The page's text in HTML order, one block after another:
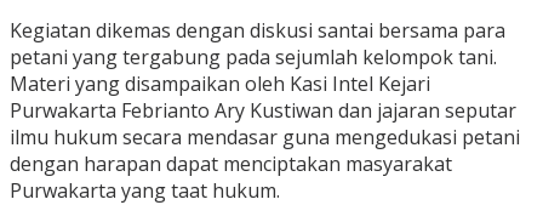
Kegiatan dikemas dengan diskusi santai bersama para
petani yang tergabung pada sejumlah kelompok tani.
Materi yang disampaikan oleh Kasi Intel Kejari
Purwakarta Febrianto Ary Kustiwan dan jajaran seputar
ilmu hukum secara mendasar guna mengedukasi petani
dengan harapan dapat menciptakan masyarakat
Purwakarta yang taat hukum.